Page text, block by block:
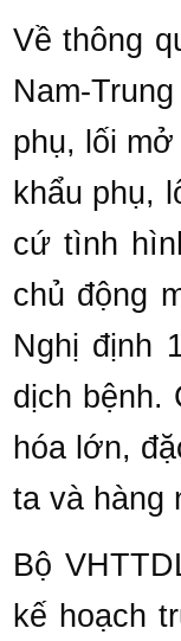
Về thông
Nam-
phụ, lối
khẩu phụ,
cứ tình
chủ động
Nghị định
dịch bệnh.
hóa lớn,
ta và hàng
Bộ
kế hoạch